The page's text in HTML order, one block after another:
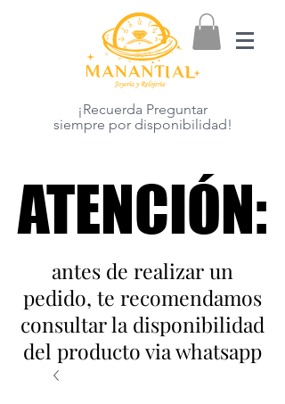
¡Recuerda Preguntar
siempre por disponibilidad!
ATENCIÓN:
ATENCIÓN:
antes de realizar un
pedido, te recomendamos
consultar la disponibilidad
del producto via whatsapp